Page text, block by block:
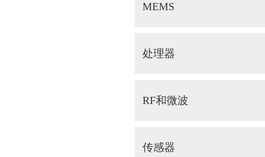
MEMS
处理器
RF和微波
传感器